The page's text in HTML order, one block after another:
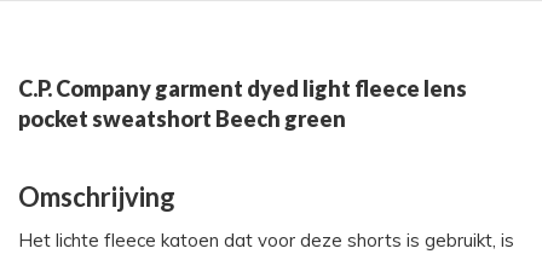
C.P. Company garment dyed light fleece lens
pocket sweatshort Beech green
Omschrijving
Het lichte fleece katoen dat voor deze shorts is gebruikt, is